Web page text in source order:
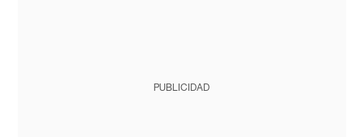
PUBLICIDAD